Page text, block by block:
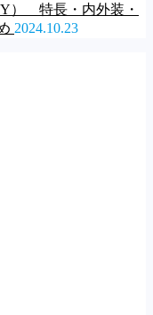
） 特長・内外装・
2024.10.23